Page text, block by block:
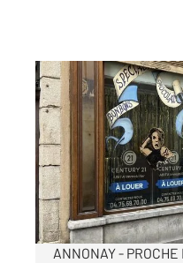
ANNONAY 07
192 m2, 3 pièces
Ref : 3512
Appartement
690 €
par mois charges
ANNONAY -